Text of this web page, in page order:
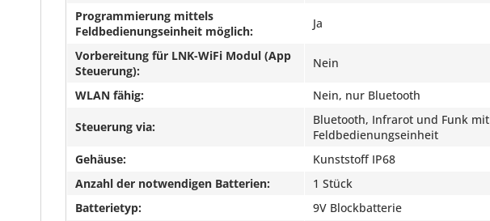
Programmierung mittels
Feldbedienungseinheit möglich:
Ja
Vorbereitung für LNK-WiFi Modul (App
Steuerung):
Nein
WLAN fähig: Nein, nur Bluetooth
Steuerung via:
Bluetooth, Infrarot und Funk mit
Feldbedienungseinheit
Gehäuse:
Kunststoff IP68
Anzahl der notwendigen Batterien:
1 Stück
Batterietyp:
9V Blockbatterie